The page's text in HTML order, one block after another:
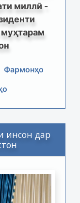
миллӣ -
Фармонҳо
инсон дар